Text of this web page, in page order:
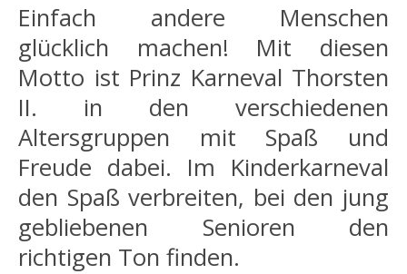
Einfach andere Menschen
glücklich machen! Mit diesen
Motto ist Prinz Karneval Thorsten
II. in den verschiedenen
Altersgruppen mit Spaß und
Freude dabei. Im Kinderkarneval
den Spaß verbreiten, bei den jung
gebliebenen Senioren den
richtigen Ton finden.